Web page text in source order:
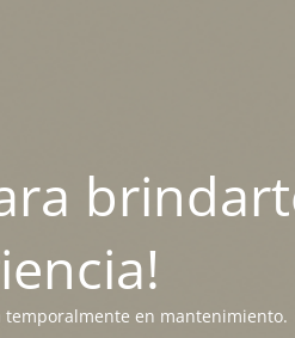
en mantenimiento.